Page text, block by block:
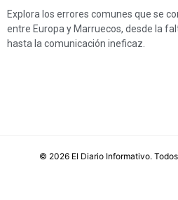
Explora los errores comunes que se
entre Europa y Marruecos, desde la
hasta la comunicación ineficaz.
© 2026 El Diario Informativo.